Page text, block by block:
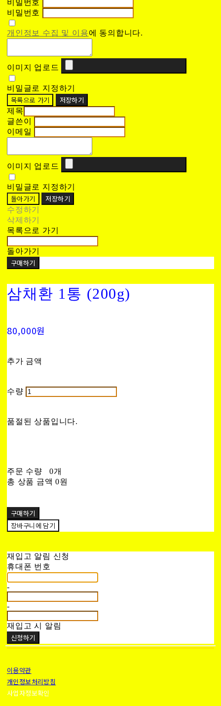
비밀번호
비밀번호
개인정보 수집 및 이용에 동의합니다.
이미지 업로드
비밀글로 지정하기
목록으로 가기 저장하기
제목
글쓴이
이메일
이미지 업로드
비밀글로 지정하기
돌아가기 저장하기
수정하기
삭제하기
목록으로 가기
돌아가기
구매하기
삼채환 1통 (200g)
80,000원
추가 금액
수량
품절된 상품입니다.
주문 수량
0개
총 상품 금액 0원
구매하기
장바구니에 담기
재입고 알림 신청
휴대폰 번호
-
-
재입고 시 알림
신청하기
이용약관
개인정보처리방침
사업자정보확인